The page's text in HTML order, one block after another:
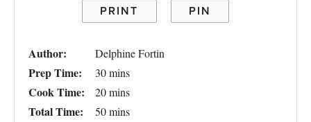
PRINT PIN
Author: Delphine Fortin
Prep Time: 30 mins
Cook Time: 20 mins
Total Time: 50 mins